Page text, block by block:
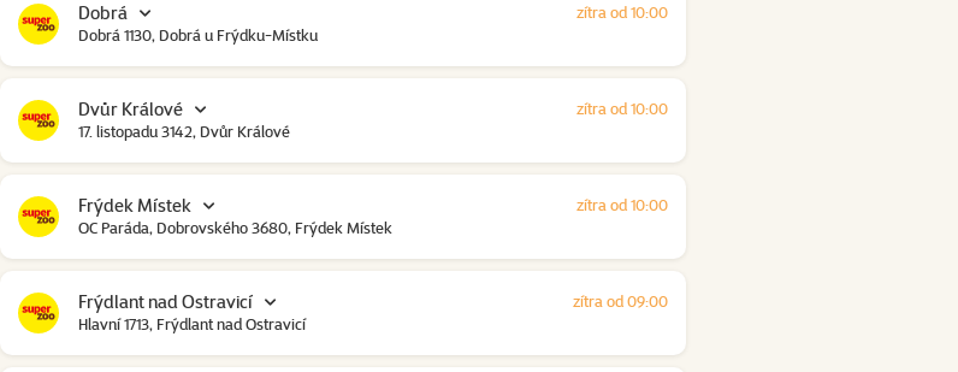
Dobrá
Dobrá 1130, Dobrá u Frýdku-Místku
zítra od 10:00
Dvůr Králové
17. listopadu 3142, Dvůr Králové
zítra od 10:00
Frýdek Místek
OC Paráda, Dobrovského 3680, Frýdek Místek
zítra od 10:00
Frýdlant nad Ostravicí
Hlavní 1713, Frýdlant nad Ostravicí
zítra od 09:00